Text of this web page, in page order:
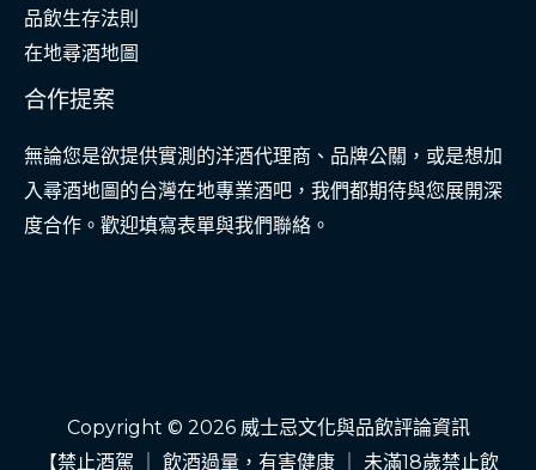
品飲生存法則
在地尋酒地圖
合作提案
無論您是欲提供實測的洋酒代理商、品牌公關，或是想加
入尋酒地圖的台灣在地專業酒吧，我們都期待與您展開深
度合作。歡迎填寫表單與我們聯絡。
Copyright © 2026 威士忌文化與品飲評論資訊
【禁止酒駕 ｜ 飲酒過量，有害健康 ｜ 未滿18歲禁止飲